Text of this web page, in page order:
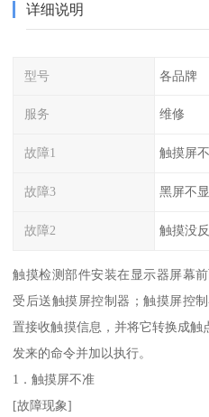
详细说明
型号 各品牌
服务 维修
故障1 触摸屏
故障3 黑屏不
故障2 触摸没
触摸检测部件安装在显示器屏幕
受后送触摸屏控制器；触摸屏控
置接收触摸信息，并将它转换成触
发来的命令并加以执行。
1．触摸屏不准
[故障现象]